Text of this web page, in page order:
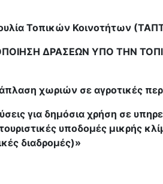
Τοπικών Κοινοτήτων
ΔΡΑΣΕΩΝ ΥΠΟ ΤΗΝ
χωριών σε αγροτικές
για δημόσια χρήση σε
υποδομές μικρής
διαδρομές)»